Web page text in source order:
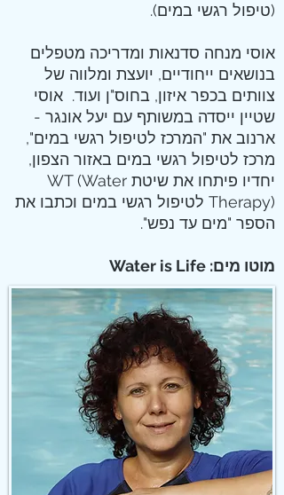
(טיפול רגשי במים).
אוסי מנחה סדנאות ומדריכה מטפלים
בנושאים ייחודיים, יועצת ומלווה של
צוותים בכפר איזון, בחוס"ן ועוד. אוסי
שטיין ייסדה במשותף עם יעל אונגר -
ארנוב את "המרכז לטיפול רגשי במים",
מרכז לטיפול רגשי במים באזור הצפון,
יחדיו פיתחו את שיטת WT (Water
Therapy) לטיפול רגשי במים וכתבו את
הספר "מים עד נפש".
מוטו מים: Water is Life